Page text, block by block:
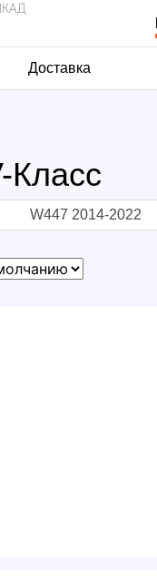
Доставка
Класс
W447 2014-2022